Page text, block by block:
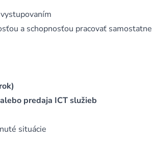
a schopnosťou pracovať samostatne
predaja ICT služieb
situácie